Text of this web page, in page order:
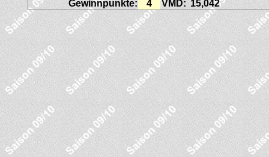
Gewinnpunkte: 4 VMD: 15,042